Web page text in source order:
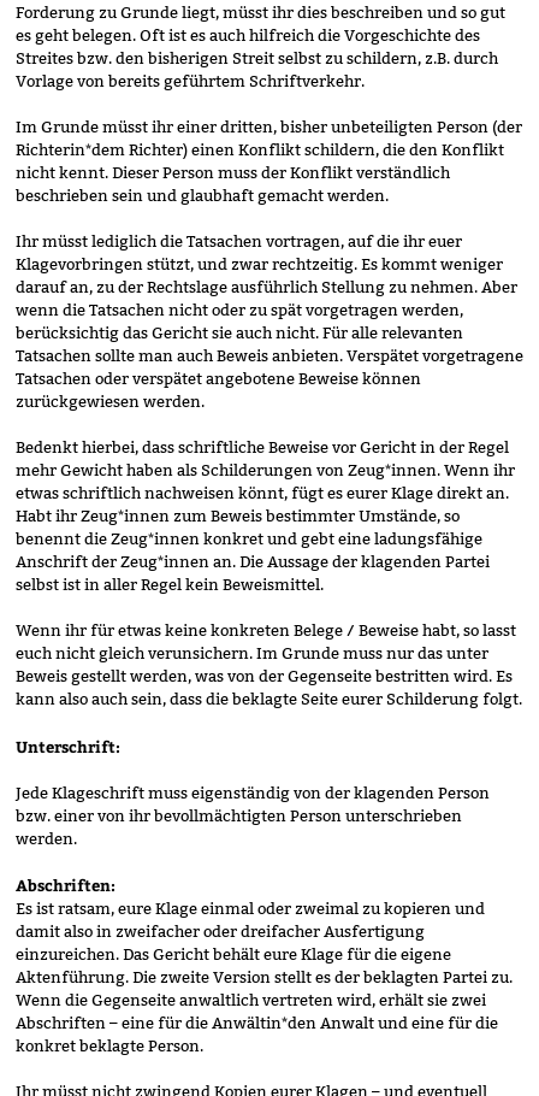
Forderung zu Grunde liegt, müsst ihr dies beschreiben und so gut
es geht belegen. Oft ist es auch hilfreich die Vorgeschichte des
Streites bzw. den bisherigen Streit selbst zu schildern, z.B. durch
Vorlage von bereits geführtem Schriftverkehr.
Im Grunde müsst ihr einer dritten, bisher unbeteiligten Person (der
Richterin*dem Richter) einen Konflikt schildern, die den Konflikt
nicht kennt. Dieser Person muss der Konflikt verständlich
beschrieben sein und glaubhaft gemacht werden.
Ihr müsst lediglich die Tatsachen vortragen, auf die ihr euer
Klagevorbringen stützt, und zwar rechtzeitig. Es kommt weniger
darauf an, zu der Rechtslage ausführlich Stellung zu nehmen. Aber
wenn die Tatsachen nicht oder zu spät vorgetragen werden,
berücksichtig das Gericht sie auch nicht. Für alle relevanten
Tatsachen sollte man auch Beweis anbieten. Verspätet vorgetragene
Tatsachen oder verspätet angebotene Beweise können
zurückgewiesen werden.
Bedenkt hierbei, dass schriftliche Beweise vor Gericht in der Regel
mehr Gewicht haben als Schilderungen von Zeug*innen. Wenn ihr
etwas schriftlich nachweisen könnt, fügt es eurer Klage direkt an.
Habt ihr Zeug*innen zum Beweis bestimmter Umstände, so
benennt die Zeug*innen konkret und gebt eine ladungsfähige
Anschrift der Zeug*innen an. Die Aussage der klagenden Partei
selbst ist in aller Regel kein Beweismittel.
Wenn ihr für etwas keine konkreten Belege / Beweise habt, so lasst
euch nicht gleich verunsichern. Im Grunde muss nur das unter
Beweis gestellt werden, was von der Gegenseite bestritten wird. Es
kann also auch sein, dass die beklagte Seite eurer Schilderung folgt.
Unterschrift:
Jede Klageschrift muss eigenständig von der klagenden Person
bzw. einer von ihr bevollmächtigten Person unterschrieben
werden.
Abschriften:
Es ist ratsam, eure Klage einmal oder zweimal zu kopieren und
damit also in zweifacher oder dreifacher Ausfertigung
einzureichen. Das Gericht behält eure Klage für die eigene
Aktenführung. Die zweite Version stellt es der beklagten Partei zu.
Wenn die Gegenseite anwaltlich vertreten wird, erhält sie zwei
Abschriften – eine für die Anwältin*den Anwalt und eine für die
konkret beklagte Person.
Ihr müsst nicht zwingend Kopien eurer Klagen – und eventuell